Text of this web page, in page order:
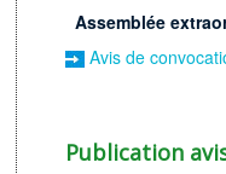
Assemblée
Avis de
Publication